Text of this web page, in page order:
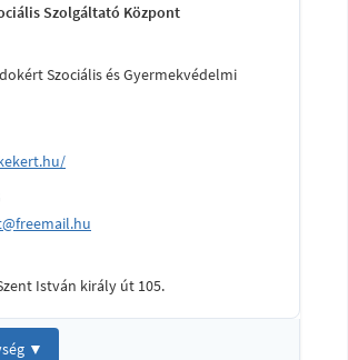
Szolgáltató Központ
Szociális és Gyermekvédelmi
István király út 105.
▼